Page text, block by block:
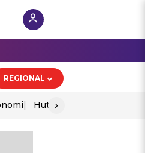
REGIONAL
Hut Ri
›